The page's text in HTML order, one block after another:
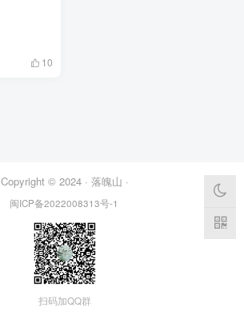
10
Copyright © 2024 · 落魄山 ·
闽ICP备2022008313号-1
扫码加QQ群